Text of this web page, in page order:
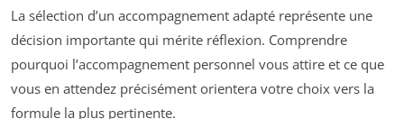
La sélection d’un accompagnement adapté représente une
décision importante qui mérite réflexion. Comprendre
pourquoi l’accompagnement personnel vous attire et ce que
vous en attendez précisément orientera votre choix vers la
formule la plus pertinente.